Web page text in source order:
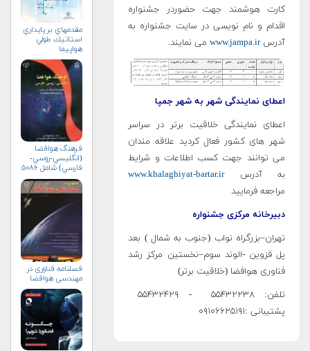
کارت هوشمند جهت حضوردر جشنواره
اقدام و نام نویسی در سایت جشنواره به
آدرس www.jampa.ir می نمایند.
اعطای نمایندگی شهر به شهر جمپا
اعطای نمایندگی خلاقیت برتر در سراسر
شهر های کشور فعال کردید علاقه مندان
می توانند جهت کسب اطلاعات و شرایط
به آدرسwww.khalaghiyat-bartar.ir
مراجعه فرمایید
دبیرخانه مرکزی جشنواره
تهران–بزرگراه نواب (جنوب به شمال ) بعد
پل قزوین -الوند سوم–نخستین مرکز رشد
فناوری هوافضا (خلاقیت برتر)
تلفن: ۵۵۴۳۲۲۳۸ - ۵۵۴۳۲۴۲۹
پشتیبانی :۰۹۱۰۶۶۲۵۱۹۱
مقدمه‏اي بر پايداري
استاتيك طولي
هواپيما
فرهنگ هوافضا
(انگليسي-روسي-
فارسي) شامل ۵۰۸۶
واژه‌ی علمي و فني
فصلنامه فناوری در
مهندسی هوافضا